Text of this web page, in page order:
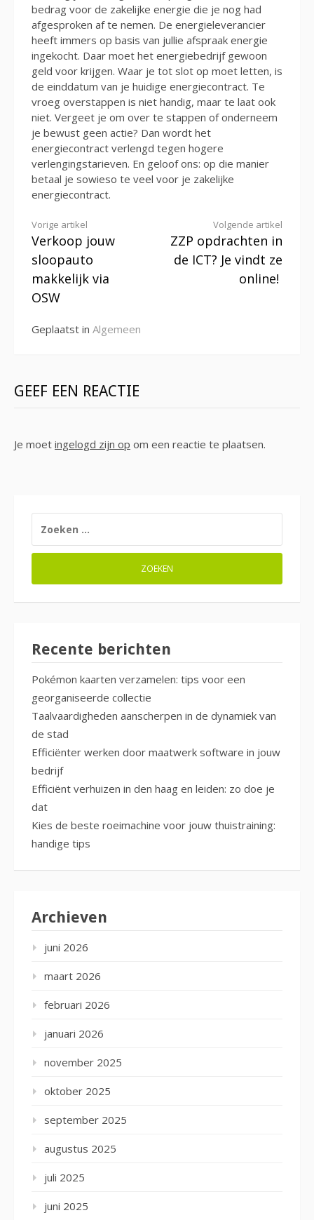
bedrag voor de zakelijke energie die je nog had
afgesproken af te nemen. De energieleverancier
heeft immers op basis van jullie afspraak energie
ingekocht. Daar moet het energiebedrijf gewoon
geld voor krijgen. Waar je tot slot op moet letten, is
de einddatum van je huidige energiecontract. Te
vroeg overstappen is niet handig, maar te laat ook
niet. Vergeet je om over te stappen of onderneem
je bewust geen actie? Dan wordt het
energiecontract verlengd tegen hogere
verlengingstarieven. En geloof ons: op die manier
betaal je sowieso te veel voor je zakelijke
energiecontract.
Verder
lezen
Vorige artikel
Verkoop jouw
sloopauto
makkelijk via
OSW
Volgende artikel
ZZP opdrachten in
de ICT? Je vindt ze
online!
Geplaatst in Algemeen
GEEF EEN REACTIE
Je moet ingelogd zijn op om een reactie te plaatsen.
NAAR:
Recente berichten
Pokémon kaarten verzamelen: tips voor een
georganiseerde collectie
Taalvaardigheden aanscherpen in de dynamiek van
de stad
Efficiënter werken door maatwerk software in jouw
bedrijf
Efficiënt verhuizen in den haag en leiden: zo doe je
dat
Kies de beste roeimachine voor jouw thuistraining:
handige tips
Archieven
juni 2026
maart 2026
februari 2026
januari 2026
november 2025
oktober 2025
september 2025
augustus 2025
juli 2025
juni 2025